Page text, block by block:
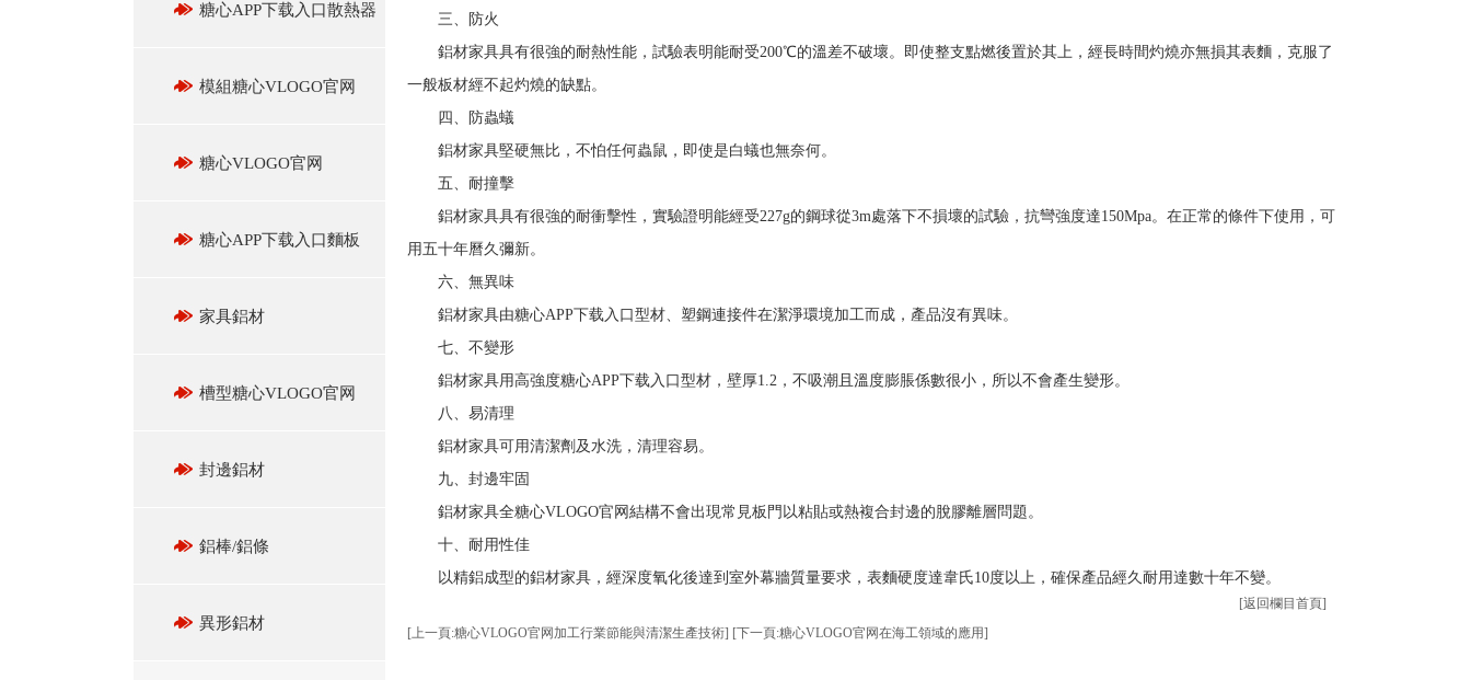
糖心APP下载入口散熱器
模組糖心VLOGO官网
糖心VLOGO官网
糖心APP下载入口麵板
家具鋁材
槽型糖心VLOGO官网
封邊鋁材
鋁棒/鋁條
異形鋁材
三、防火
鋁材家具具有很強的耐熱性能，試驗表明能耐受200℃的溫差不破壞。即使整支點燃後置於其上，經長時間灼燒亦無損其表麵，克服了
一般板材經不起灼燒的缺點。
四、防蟲蟻
鋁材家具堅硬無比，不怕任何蟲鼠，即使是白蟻也無奈何。
五、耐撞擊
鋁材家具具有很強的耐衝擊性，實驗證明能經受227g的鋼球從3m處落下不損壞的試驗，抗彎強度達150Mpa。在正常的條件下使用，可
用五十年曆久彌新。
六、無異味
鋁材家具由糖心APP下载入口型材、塑鋼連接件在潔淨環境加工而成，產品沒有異味。
七、不變形
鋁材家具用高強度糖心APP下载入口型材，壁厚1.2，不吸潮且溫度膨脹係數很小，所以不會產生變形。
八、易清理
鋁材家具可用清潔劑及水洗，清理容易。
九、封邊牢固
鋁材家具全糖心VLOGO官网結構不會出現常見板門以粘貼或熱複合封邊的脫膠離層問題。
十、耐用性佳
以精鋁成型的鋁材家具，經深度氧化後達到室外幕牆質量要求，表麵硬度達韋氏10度以上，確保產品經久耐用達數十年不變。
[返回欄目首頁]
[上一頁:糖心VLOGO官网加工行業節能與清潔生產技術] [下一頁:糖心VLOGO官网在海工領域的應用]